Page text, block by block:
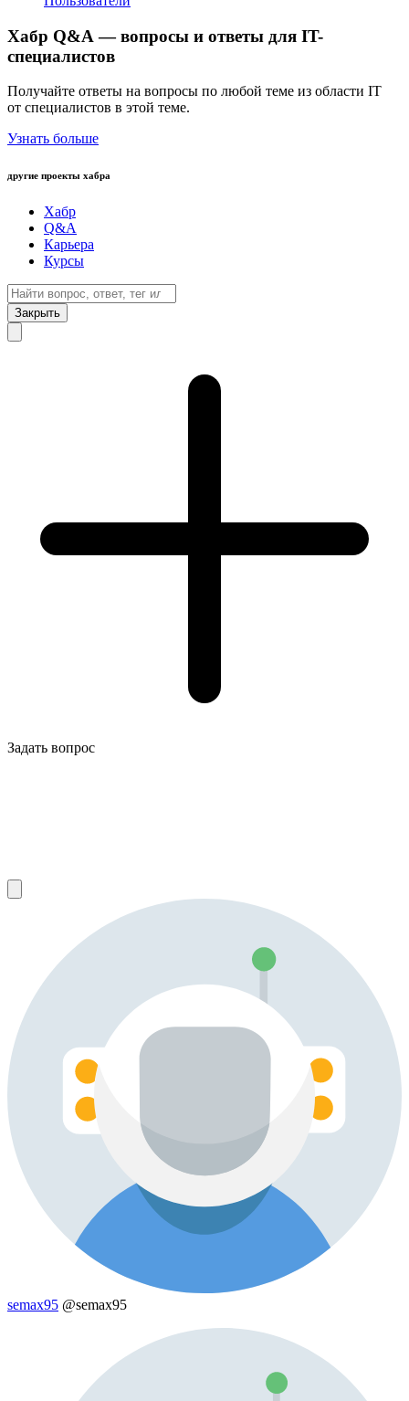
Хабр Q&A — вопросы и ответы для IT-
специалистов
Получайте ответы на вопросы по любой теме из области IT
от специалистов в этой теме.
Узнать больше
другие проекты хабра
Хабр
Q&A
Карьера
Курсы
Закрыть
Задать вопрос
semax95 @semax95